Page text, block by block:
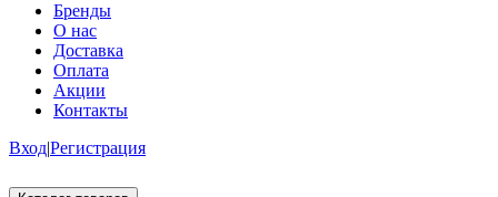
Бренды
О нас
Доставка
Оплата
Акции
Контакты
Вход|Регистрация